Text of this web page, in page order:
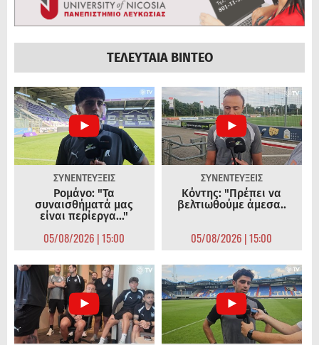
ΤΕΛΕΥΤΑΙΑ ΒΙΝΤΕΟ
ΣΥΝΕΝΤΕΥΞΕΙΣ
Ρομάνο: "Τα
συναισθήματά μας
είναι περίεργα..."
05/08/2026 | 15:00
ΣΥΝΕΝΤΕΥΞΕΙΣ
Κόντης: "Πρέπει να
βελτιωθούμε άμεσα..
05/08/2026 | 15:00